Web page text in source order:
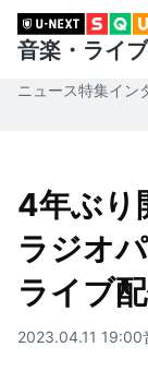
音楽・ライブ
ニュース特集イン
4年ぶり
ラジオ
ライブ
2023.04.11 19:00